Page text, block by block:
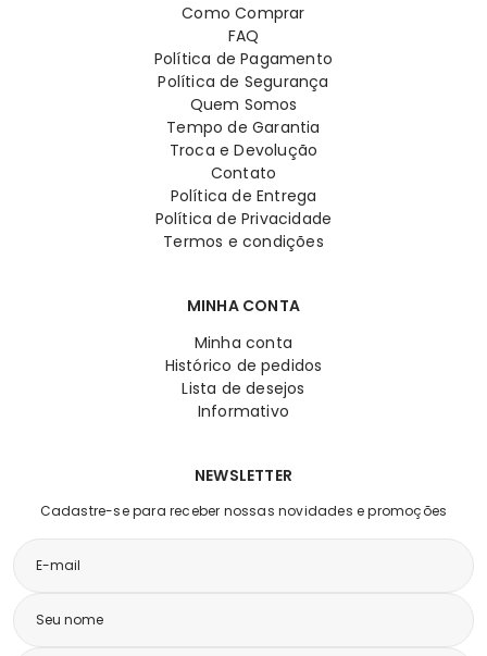
Como Comprar
FAQ
Política de Pagamento
Política de Segurança
Quem Somos
Tempo de Garantia
Troca e Devolução
Contato
Política de Entrega
Política de Privacidade
Termos e condições
MINHA CONTA
Minha conta
Histórico de pedidos
Lista de desejos
Informativo
NEWSLETTER
Cadastre-se para receber nossas novidades e promoções